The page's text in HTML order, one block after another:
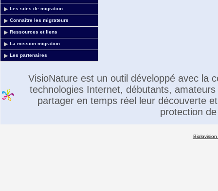
Les sites de migration
Connaître les migrateurs
Ressources et liens
La mission migration
Les partenaires
VisioNature est un outil développé avec la
technologies Internet, débutants,
partager en temps réel leur découverte
protection
Biolovision